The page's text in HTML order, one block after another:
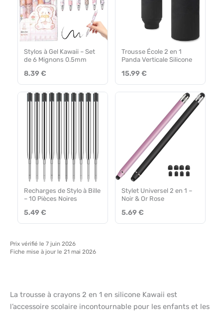
Stylos à Gel Kawaii – Set
de 6 Mignons 0.5mm
8.39 €
Trousse École 2 en 1
Panda Verticale Silicone
15.99 €
Recharges de Stylo à Bille
– 10 Pièces Noires
5.49 €
Stylet Universel 2 en 1 –
Noir & Or Rose
5.69 €
Prix vérifié le 7 juin 2026
Fiche mise à jour le 21 mai 2026
La trousse à crayons 2 en 1 en silicone Kawaii est
l’accessoire scolaire incontournable pour les enfants et les